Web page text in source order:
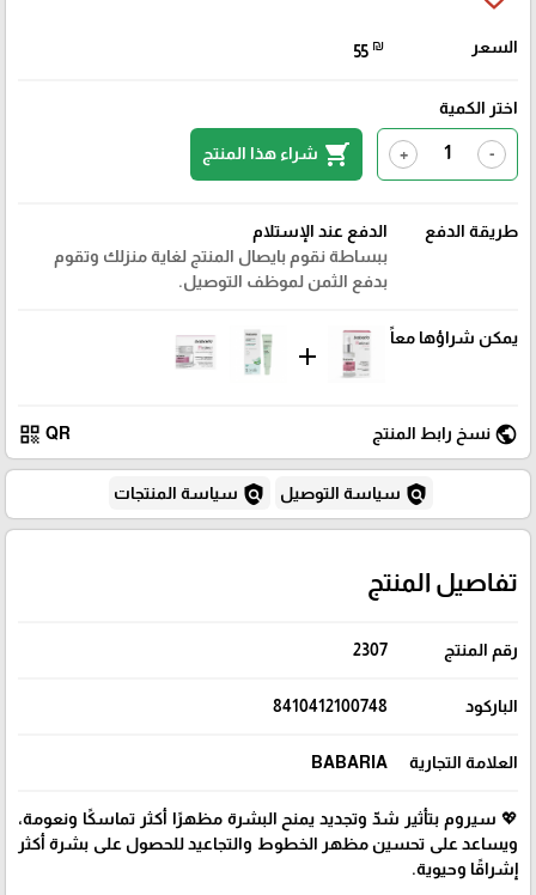
السعر 55 ₪
اختر الكمية
-
+
shopping_cart شراء هذا المنتج
طريقة الدفع
الدفع عند الإستلام
ببساطة نقوم بايصال المنتج لغاية منزلك وتقوم
بدفع الثمن لموظف التوصيل.
يمكن شراؤها معاً
add
public نسخ رابط المنتج QR
qr_code
policy سياسة التوصيل policy سياسة المنتجات
تفاصيل المنتج
رقم المنتج 2307
الباركود 8410412100748
العلامة التجارية BABARIA
💖 سيروم بتأثير شدّ وتجديد يمنح البشرة مظهرًا أكثر تماسكًا ونعومة،
ويساعد على تحسين مظهر الخطوط والتجاعيد للحصول على بشرة أكثر
إشراقًا وحيوية.